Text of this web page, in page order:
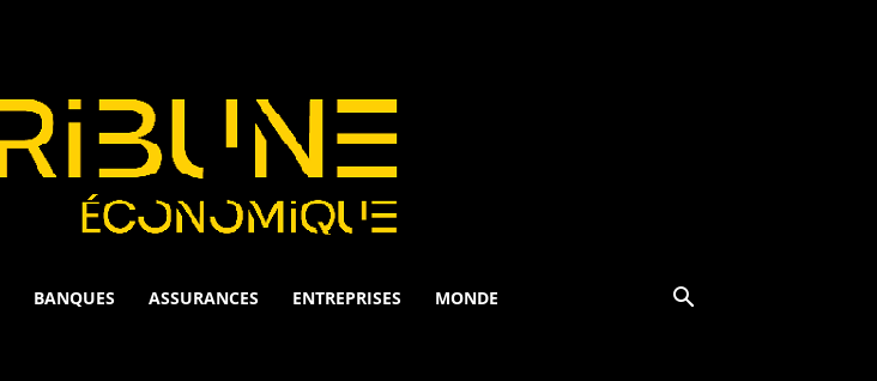
BANQUES ASSURANCES ENTREPRISES MONDE